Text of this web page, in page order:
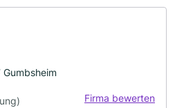
Firma bewerten